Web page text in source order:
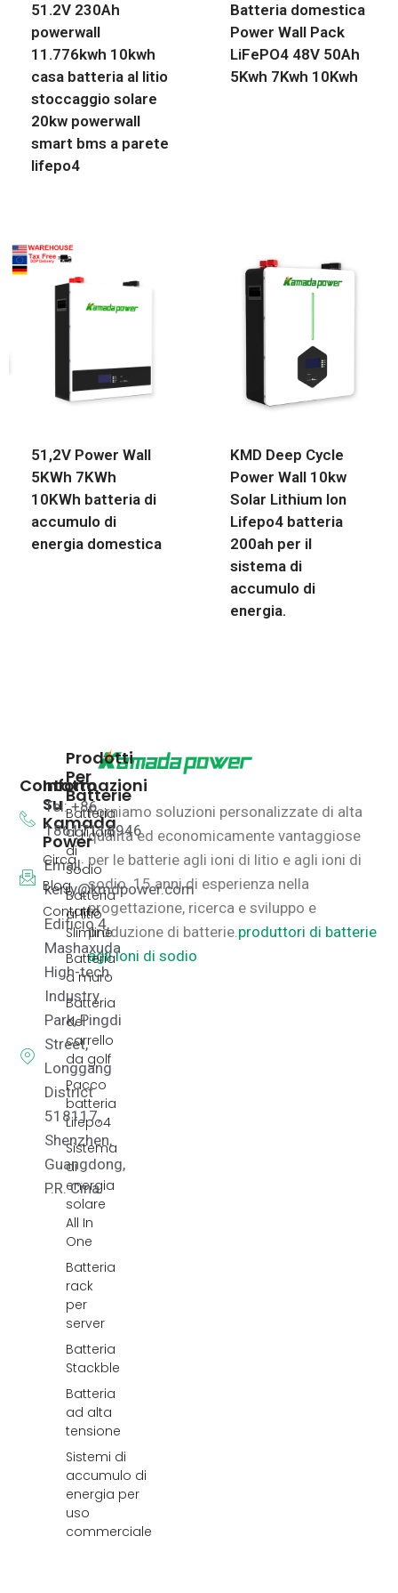
51.2V 230Ah
powerwall
11.776kwh 10kwh
casa batteria al litio
stoccaggio solare
20kw powerwall
smart bms a parete
lifepo4
Batteria domestica
Power Wall Pack
LiFePO4 48V 50Ah
5Kwh 7Kwh 10Kwh
51,2V Power Wall
5KWh 7KWh
10KWh batteria di
accumulo di
energia domestica
KMD Deep Cycle
Power Wall 10kw
Solar Lithium Ion
Lifepo4 batteria
200ah per il
sistema di
accumulo di
energia.
Forniamo soluzioni personalizzate di alta
qualità ed economicamente vantaggiose
per le batterie agli ioni di litio e agli ioni di
sodio.15 anni di esperienza nella
progettazione, ricerca e sviluppo e
produzione di batterie.produttori di batterie
agli ioni di sodio
Prodotti
Per
Batterie
Batteria
agli ioni
di
sodio
Batteria
al litio
Slimline
Batteria
a muro
Batteria
del
carrello
da golf
Pacco
batteria
Lifepo4
Sistema
di
energia
solare
All In
One
Batteria
rack
per
server
Batteria
Stackble
Batteria
ad alta
tensione
Sistemi di
accumulo di
energia per
uso
commerciale
Informazioni
Su
Kamada
Power
Circa
Blog
Contatto
Contatto
Tel: +86
18617118946
Email:
kerry@kmdpower.com
Edificio 4,
Mashaxuda
High-tech
Industry
Park, Pingdi
Street,
Longgang
District
518117,
Shenzhen,
Guangdong,
P.R. Cina.